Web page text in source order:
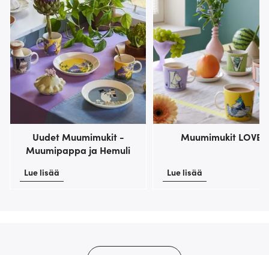
Uudet Muumimukit -
Muumipappa ja Hemuli
Lue lisää
Muumimukit LOVE
Lue lisää